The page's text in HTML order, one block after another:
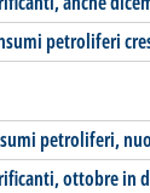
petroliferi
petroliferi,
ottobre in